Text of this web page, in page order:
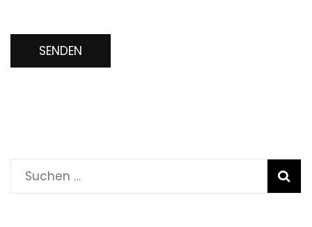
SENDEN
Suchen
nach: